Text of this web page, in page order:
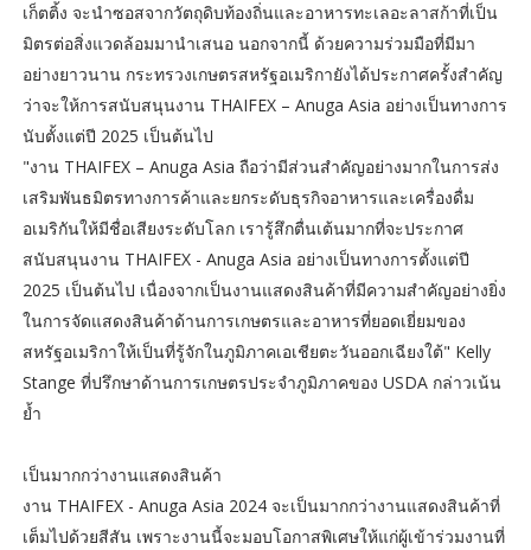
เก็ตติ้ง จะนำซอสจากวัตถุดิบท้องถิ่นและอาหารทะเลอะลาสก้าที่เป็น
มิตรต่อสิ่งแวดล้อมมานำเสนอ นอกจากนี้ ด้วยความร่วมมือที่มีมา
อย่างยาวนาน กระทรวงเกษตรสหรัฐอเมริกายังได้ประกาศครั้งสำคัญ
ว่าจะให้การสนับสนุนงาน THAIFEX – Anuga Asia อย่างเป็นทางการ
นับตั้งแต่ปี 2025 เป็นต้นไป
"งาน THAIFEX – Anuga Asia ถือว่ามีส่วนสำคัญอย่างมากในการส่ง
เสริมพันธมิตรทางการค้าและยกระดับธุรกิจอาหารและเครื่องดื่ม
อเมริกันให้มีชื่อเสียงระดับโลก เรารู้สึกตื่นเต้นมากที่จะประกาศ
สนับสนุนงาน THAIFEX - Anuga Asia อย่างเป็นทางการตั้งแต่ปี
2025 เป็นต้นไป เนื่องจากเป็นงานแสดงสินค้าที่มีความสำคัญอย่างยิ่ง
ในการจัดแสดงสินค้าด้านการเกษตรและอาหารที่ยอดเยี่ยมของ
สหรัฐอเมริกาให้เป็นที่รู้จักในภูมิภาคเอเชียตะวันออกเฉียงใต้" Kelly
Stange ที่ปรึกษาด้านการเกษตรประจำภูมิภาคของ USDA กล่าวเน้น
ย้ำ
เป็นมากกว่างานแสดงสินค้า
งาน THAIFEX - Anuga Asia 2024 จะเป็นมากกว่างานแสดงสินค้าที่
เต็มไปด้วยสีสัน เพราะงานนี้จะมอบโอกาสพิเศษให้แก่ผู้เข้าร่วมงานที่